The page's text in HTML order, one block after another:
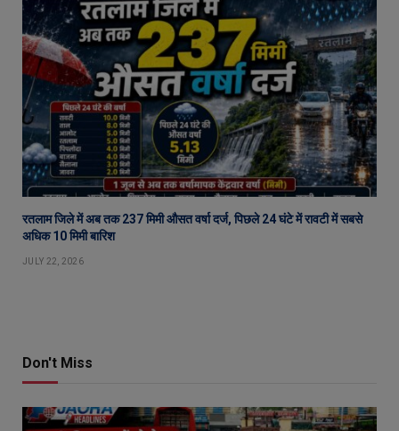
रतलाम जिले में अब तक 237 मिमी औसत वर्षा दर्ज, पिछले 24 घंटे में रावटी में सबसे
अधिक 10 मिमी बारिश
JULY 22, 2026
Don't Miss